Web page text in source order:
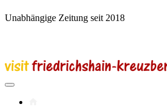
Unabhängige Zeitung seit 2018